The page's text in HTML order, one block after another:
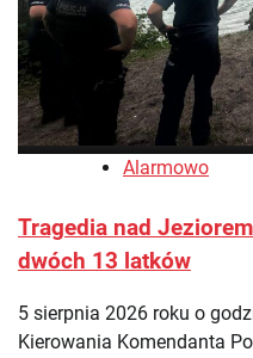
Alarmowo
Tragedia nad
dwóch 13 latków
5 sierpnia 2026 roku o
Kierowania Komendanta